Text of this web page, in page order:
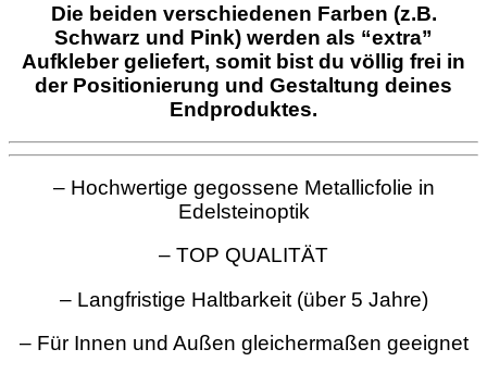
Die beiden verschiedenen Farben (z.B.
Schwarz und Pink) werden als “extra”
Aufkleber geliefert, somit bist du völlig frei in
der Positionierung und Gestaltung deines
Endproduktes.
– Hochwertige gegossene Metallicfolie in
Edelsteinoptik
– TOP QUALITÄT
– Langfristige Haltbarkeit (über 5 Jahre)
– Für Innen und Außen gleichermaßen geeignet